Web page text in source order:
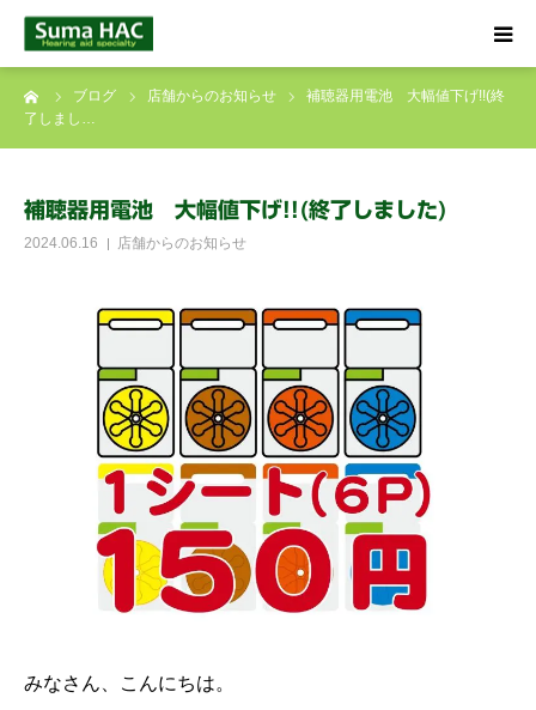
ブログ 店舗からのお知らせ
補聴器用電池 大幅値下げ!!(終
了しまし…
補聴器用電池 大幅値下げ!!(終了しました)
2024.06.16 店舗からのお知らせ
みなさん、こんにちは。
HOME
補聴器について
店舗のご案内
ブログ
☎ 0120-09-4133